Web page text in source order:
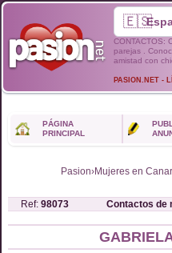
🇪🇸
CONTACTOS:
parejas .
amistad con
PASION.NET -
PÁGINA
PRINCIPAL
Pasion›Mujeres en
Ref: 98073 Contactos de